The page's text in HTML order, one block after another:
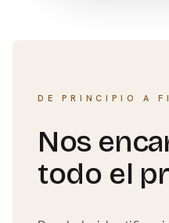
DE PRINCIPIO A
Nos
todo el